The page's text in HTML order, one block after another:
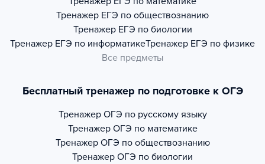
Тренажер ЕГЭ по обществознанию
Тренажер ЕГЭ по биологии
Тренажер ЕГЭ по информатикеТренажер ЕГЭ по физике
Все предметы
Бесплатный тренажер по подготовке к ОГЭ
Тренажер ОГЭ по русскому языку
Тренажер ОГЭ по математике
Тренажер ОГЭ по обществознанию
Тренажер ОГЭ по биологии